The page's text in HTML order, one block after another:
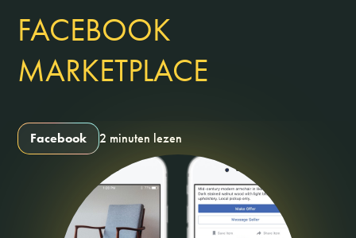
FACEBOOK
MARKETPLACE
Facebook 2 minuten lezen